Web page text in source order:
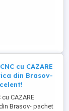
cu CAZARE
din Brasov-
CAZARE
Brasov- pachet